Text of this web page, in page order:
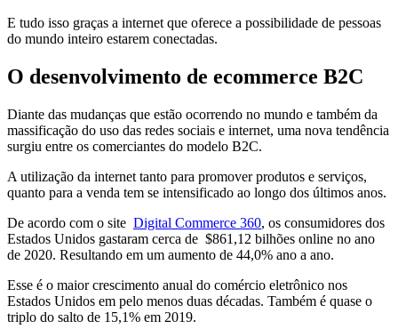
E tudo isso graças a internet que oferece a possibilidade de pessoas
do mundo inteiro estarem conectadas.
O desenvolvimento de ecommerce B2C
Diante das mudanças que estão ocorrendo no mundo e também da
massificação do uso das redes sociais e internet, uma nova tendência
surgiu entre os comerciantes do modelo B2C.
A utilização da internet tanto para promover produtos e serviços,
quanto para a venda tem se intensificado ao longo dos últimos anos.
De acordo com o site Digital Commerce 360, os consumidores dos
Estados Unidos gastaram cerca de $861,12 bilhões online no ano
de 2020. Resultando em um aumento de 44,0% ano a ano.
Esse é o maior crescimento anual do comércio eletrônico nos
Estados Unidos em pelo menos duas décadas. Também é quase o
triplo do salto de 15,1% em 2019.